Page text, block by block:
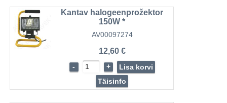
Kantav halogeenprožektor
150W *
AV00097274
12,60 €
- +
Lisa korvi
Täisinfo